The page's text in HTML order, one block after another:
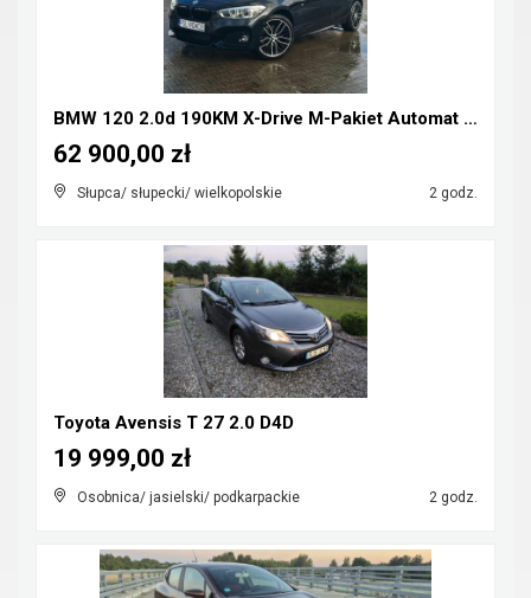
BMW 120 2.0d 190KM X-Drive M-Pakiet Automat FULL L...
Słupca/ słupecki/ wielkopolskie 2 godz.
62 900,00 zł
Toyota Avensis T 27 2.0 D4D
Osobnica/ jasielski/ podkarpackie 2 godz.
19 999,00 zł